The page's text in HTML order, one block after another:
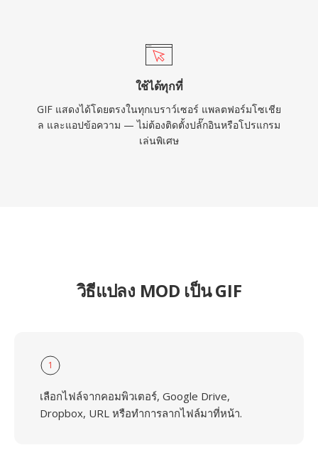
ใช้ได้ทุกที่
GIF แสดงได้โดยตรงในทุกเบราว์เซอร์ แพลตฟอร์มโซเชีย
ล และแอปข้อความ — ไม่ต้องติดตั้งปลั๊กอินหรือโปรแกรม
เล่นพิเศษ
วิธีแปลง MOD เป็น GIF
1
เลือกไฟล์จากคอมพิวเตอร์, Google Drive,
Dropbox, URL หรือทำการลากไฟล์มาที่หน้า.